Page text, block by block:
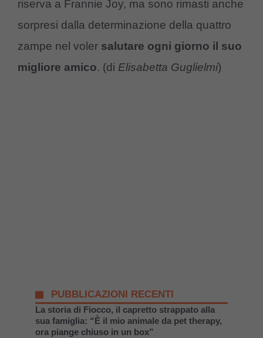
riserva a Frannie Joy, ma sono rimasti anche
sorpresi dalla determinazione della quattro
zampe nel voler salutare ogni giorno il suo
migliore amico. (di Elisabetta Guglielmi)
PUBBLICAZIONI RECENTI
La storia di Fiocco, il capretto strappato alla
sua famiglia: “È il mio animale da pet therapy,
ora piange chiuso in un box”